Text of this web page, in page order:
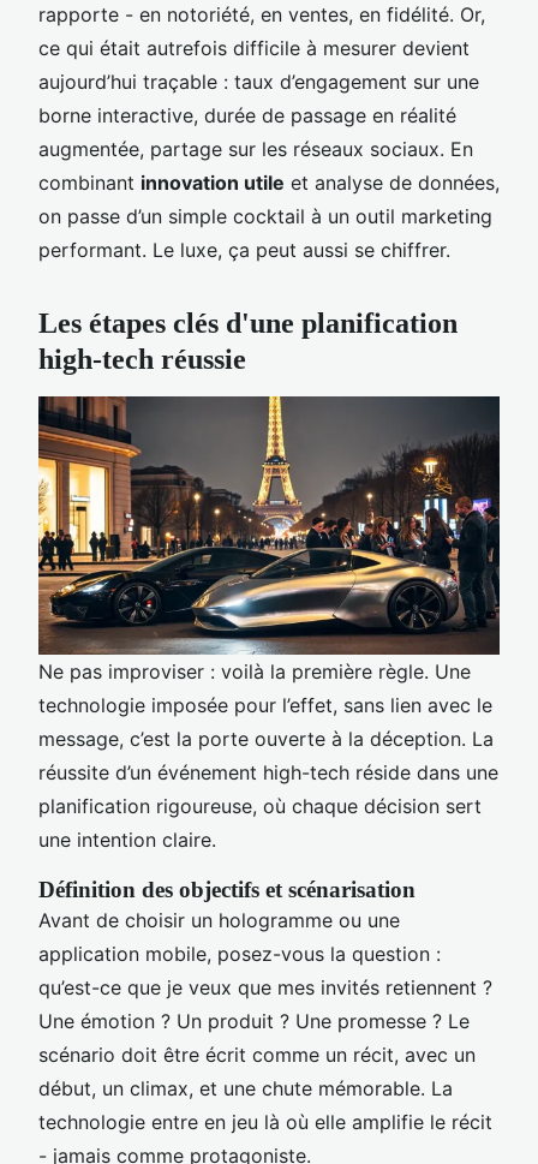
rapporte - en notoriété, en ventes, en fidélité. Or,
ce qui était autrefois difficile à mesurer devient
aujourd’hui traçable : taux d’engagement sur une
borne interactive, durée de passage en réalité
augmentée, partage sur les réseaux sociaux. En
combinant innovation utile et analyse de données,
on passe d’un simple cocktail à un outil marketing
performant. Le luxe, ça peut aussi se chiffrer.
Les étapes clés d'une planification
high-tech réussie
Ne pas improviser : voilà la première règle. Une
technologie imposée pour l’effet, sans lien avec le
message, c’est la porte ouverte à la déception. La
réussite d’un événement high-tech réside dans une
planification rigoureuse, où chaque décision sert
une intention claire.
Définition des objectifs et scénarisation
Avant de choisir un hologramme ou une
application mobile, posez-vous la question :
qu’est-ce que je veux que mes invités retiennent ?
Une émotion ? Un produit ? Une promesse ? Le
scénario doit être écrit comme un récit, avec un
début, un climax, et une chute mémorable. La
technologie entre en jeu là où elle amplifie le récit
- jamais comme protagoniste.